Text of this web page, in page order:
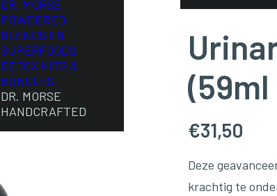
DR. MORSE
POWDERED
BLENDS EN
SUPERFOODS
DETOX KITS &
BUNDLES
DR. MORSE
HANDCRAFTED
€31,50
Deze
krachtig te